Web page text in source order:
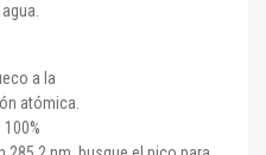
a la
atómica.